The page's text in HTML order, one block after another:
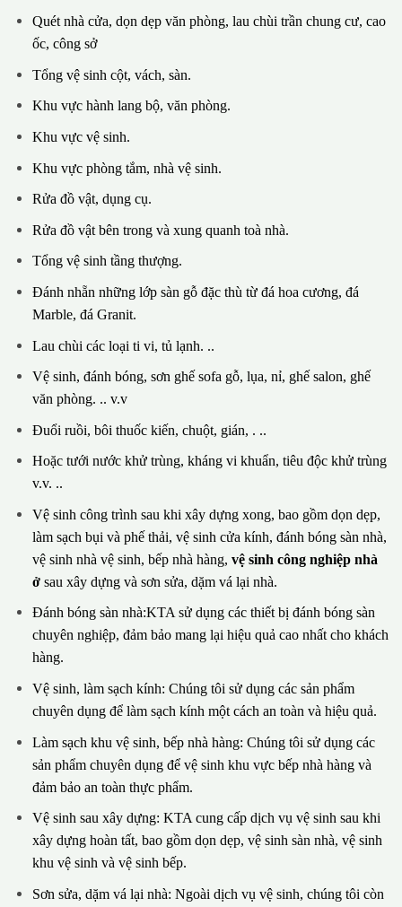
Quét nhà cửa, dọn dẹp văn phòng, lau chùi trần chung cư, cao
ốc, công sở
Tổng vệ sinh cột, vách, sàn.
Khu vực hành lang bộ, văn phòng.
Khu vực vệ sinh.
Khu vực phòng tắm, nhà vệ sinh.
Rửa đồ vật, dụng cụ.
Rửa đồ vật bên trong và xung quanh toà nhà.
Tổng vệ sinh tầng thượng.
Đánh nhẵn những lớp sàn gỗ đặc thù từ đá hoa cương, đá
Marble, đá Granit.
Lau chùi các loại ti vi, tủ lạnh. ..
Vệ sinh, đánh bóng, sơn ghế sofa gỗ, lụa, nỉ, ghế salon, ghế
văn phòng. .. v.v
Đuổi ruồi, bôi thuốc kiến, chuột, gián, . ..
Hoặc tưới nước khử trùng, kháng vi khuẩn, tiêu độc khử trùng
v.v. ..
Vệ sinh công trình sau khi xây dựng xong, bao gồm dọn dẹp,
làm sạch bụi và phế thải, vệ sinh cửa kính, đánh bóng sàn nhà,
vệ sinh nhà vệ sinh, bếp nhà hàng, vệ sinh công nghiệp nhà
ởsau xây dựng và sơn sửa, dặm vá lại nhà.
Đánh bóng sàn nhà:KTA sử dụng các thiết bị đánh bóng sàn
chuyên nghiệp, đảm bảo mang lại hiệu quả cao nhất cho khách
hàng.
Vệ sinh, làm sạch kính: Chúng tôi sử dụng các sản phẩm
chuyên dụng để làm sạch kính một cách an toàn và hiệu quả.
Làm sạch khu vệ sinh, bếp nhà hàng: Chúng tôi sử dụng các
sản phẩm chuyên dụng để vệ sinh khu vực bếp nhà hàng và
đảm bảo an toàn thực phẩm.
Vệ sinh sau xây dựng: KTA cung cấp dịch vụ vệ sinh sau khi
xây dựng hoàn tất, bao gồm dọn dẹp, vệ sinh sàn nhà, vệ sinh
khu vệ sinh và vệ sinh bếp.
Sơn sửa, dặm vá lại nhà: Ngoài dịch vụ vệ sinh, chúng tôi còn